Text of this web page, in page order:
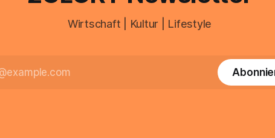
Wirtschaft | Kultur | Lifestyle